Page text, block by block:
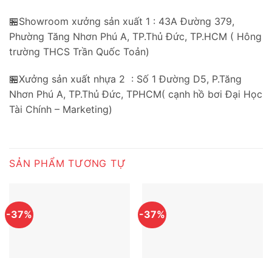
🏪Showroom xưởng sản xuất 1 : 43A Đường 379,
Phường Tăng Nhơn Phú A, TP.Thủ Đức, TP.HCM ( Hông
trường THCS Trần Quốc Toản)
🏪Xưởng sản xuất nhựa 2 : Số 1 Đường D5, P.Tăng
Nhơn Phú A, TP.Thủ Đức, TPHCM( cạnh hồ bơi Đại Học
Tài Chính – Marketing)
SẢN PHẨM TƯƠNG TỰ
-37% -37%